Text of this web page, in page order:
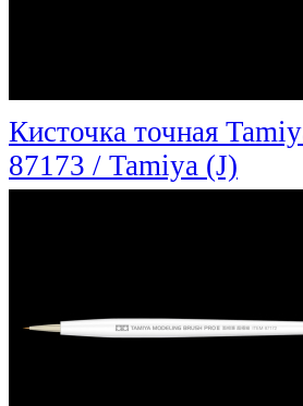
Кисточка точная
87173 / Tamiya (J)